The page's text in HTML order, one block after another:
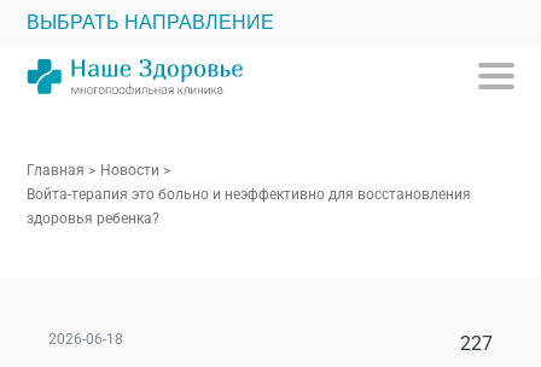
ВЫБРАТЬ НАПРАВЛЕНИЕ
Главная > Новости >
Войта-терапия это больно и неэффективно для восстановления
здоровья ребенка?
2026-06-18 227